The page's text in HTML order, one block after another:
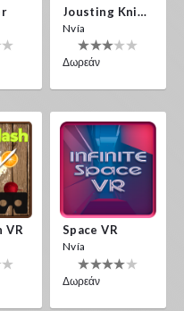
Jousting Knights VR
Nvía
Δωρεάν
VR Space VR
Nvía
Δωρεάν